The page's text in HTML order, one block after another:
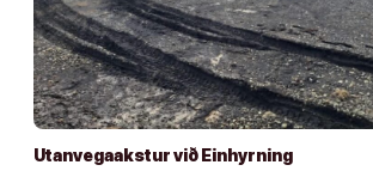
Utanvegaakstur við Einhyrning